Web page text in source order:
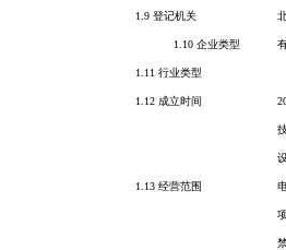
1.9 登记机关
1.10 企业类型
1.11 行业类型
1.12 成立时间
1.13 经营范围